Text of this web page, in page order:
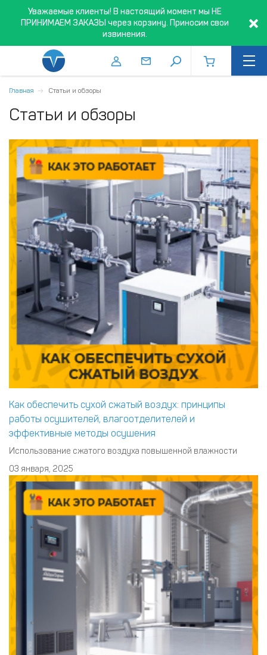
Уважаемые клиенты! В настоящий момент мы НЕ
ПРИНИМАЕМ ЗАКАЗЫ через корзину. Приносим свои
извинения.
Главная Статьи и обзоры
Статьи и обзоры
Как обеспечить сухой сжатый воздух: принципы
работы осушителей, влагоотделителей и
эффективные методы осушения
Использование сжатого воздуха повышенной влажности
крайне негативно сказывается на состоянии инструмента и
элементов пневмосети. Более того, конденсат может
испортить качество вашей продукции. Чтобы решить эти
проблемы применяются различные методы осушения сжатого
воздуха. Эффективные методы
03 января, 2025